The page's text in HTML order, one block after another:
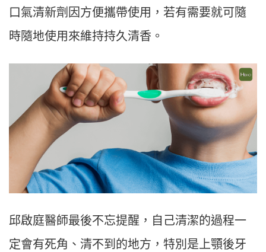
口氣清新劑因方便攜帶使用，若有需要就可隨
時隨地使用來維持持久清香。
邱啟庭醫師最後不忘提醒，自己清潔的過程一
定會有死角、清不到的地方，特別是上顎後牙